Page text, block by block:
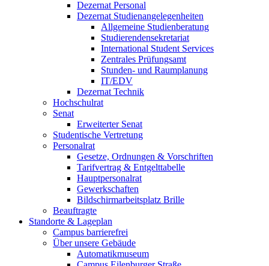
Dezernat Personal
Dezernat Studienangelegenheiten
Allgemeine Studienberatung
Studierendensekretariat
International Student Services
Zentrales Prüfungsamt
Stunden- und Raumplanung
IT/EDV
Dezernat Technik
Hochschulrat
Senat
Erweiterter Senat
Studentische Vertretung
Personalrat
Gesetze, Ordnungen & Vorschriften
Tarifvertrag & Entgelttabelle
Hauptpersonalrat
Gewerkschaften
Bildschirmarbeitsplatz Brille
Beauftragte
Standorte & Lageplan
Campus barrierefrei
Über unsere Gebäude
Automatikmuseum